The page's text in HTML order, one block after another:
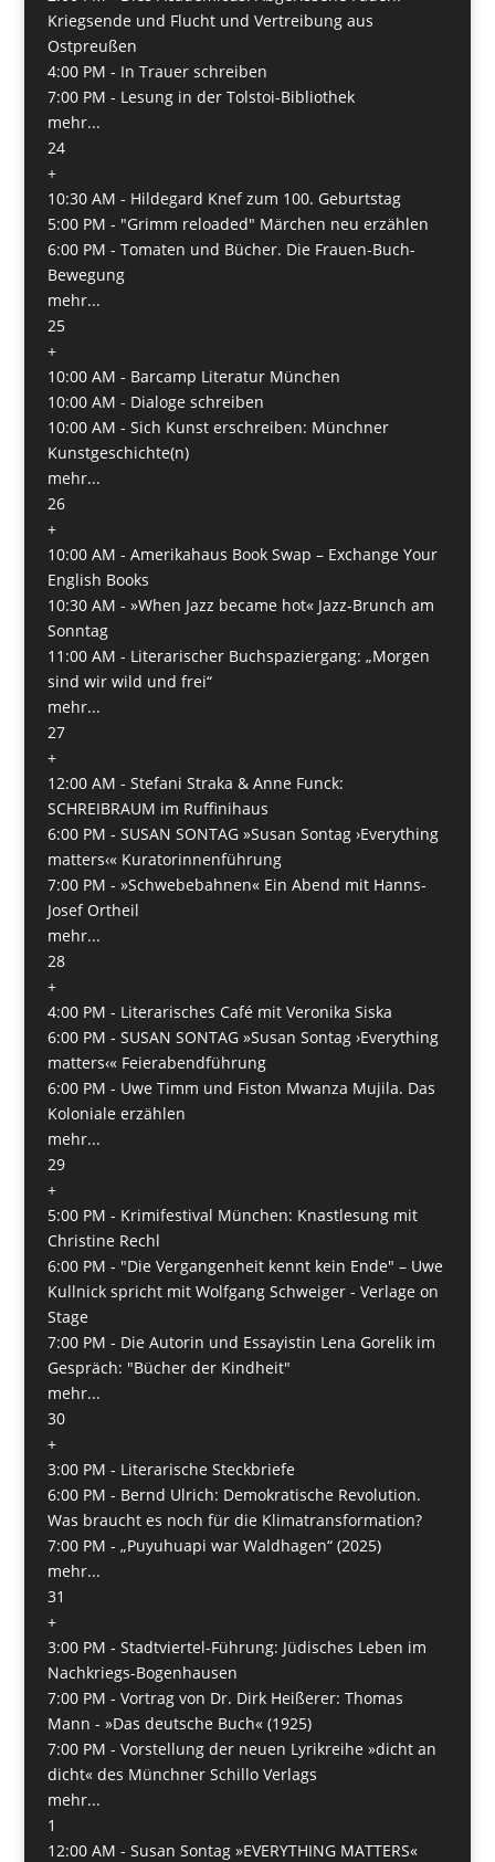
Kriegsende und Flucht und Vertreibung aus
Ostpreußen
4:00 PM - In Trauer schreiben
7:00 PM - Lesung in der Tolstoi-Bibliothek
mehr...
24
+
10:30 AM - Hildegard Knef zum 100. Geburtstag
5:00 PM - "Grimm reloaded" Märchen neu erzählen
6:00 PM - Tomaten und Bücher. Die Frauen-Buch-
Bewegung
mehr...
25
+
10:00 AM - Barcamp Literatur München
10:00 AM - Dialoge schreiben
10:00 AM - Sich Kunst erschreiben: Münchner
Kunstgeschichte(n)
mehr...
26
+
10:00 AM - Amerikahaus Book Swap – Exchange Your
English Books
10:30 AM - »When Jazz became hot« Jazz-Brunch am
Sonntag
11:00 AM - Literarischer Buchspaziergang: „Morgen
sind wir wild und frei“
mehr...
27
+
12:00 AM - Stefani Straka & Anne Funck:
SCHREIBRAUM im Ruffinihaus
6:00 PM - SUSAN SONTAG »Susan Sontag ›Everything
matters‹« Kuratorinnenführung
7:00 PM - »Schwebebahnen« Ein Abend mit Hanns-
Josef Ortheil
mehr...
28
+
4:00 PM - Literarisches Café mit Veronika Siska
6:00 PM - SUSAN SONTAG »Susan Sontag ›Everything
matters‹« Feierabendführung
6:00 PM - Uwe Timm und Fiston Mwanza Mujila. Das
Koloniale erzählen
mehr...
29
+
5:00 PM - Krimifestival München: Knastlesung mit
Christine Rechl
6:00 PM - "Die Vergangenheit kennt kein Ende" – Uwe
Kullnick spricht mit Wolfgang Schweiger - Verlage on
Stage
7:00 PM - Die Autorin und Essayistin Lena Gorelik im
Gespräch: "Bücher der Kindheit"
mehr...
30
+
3:00 PM - Literarische Steckbriefe
6:00 PM - Bernd Ulrich: Demokratische Revolution.
Was braucht es noch für die Klimatransformation?
7:00 PM - „Puyuhuapi war Waldhagen“ (2025)
mehr...
31
+
3:00 PM - Stadtviertel-Führung: Jüdisches Leben im
Nachkriegs-Bogenhausen
7:00 PM - Vortrag von Dr. Dirk Heißerer: Thomas
Mann - »Das deutsche Buch« (1925)
7:00 PM - Vorstellung der neuen Lyrikreihe »dicht an
dicht« des Münchner Schillo Verlags
mehr...
1
12:00 AM - Susan Sontag »EVERYTHING MATTERS«